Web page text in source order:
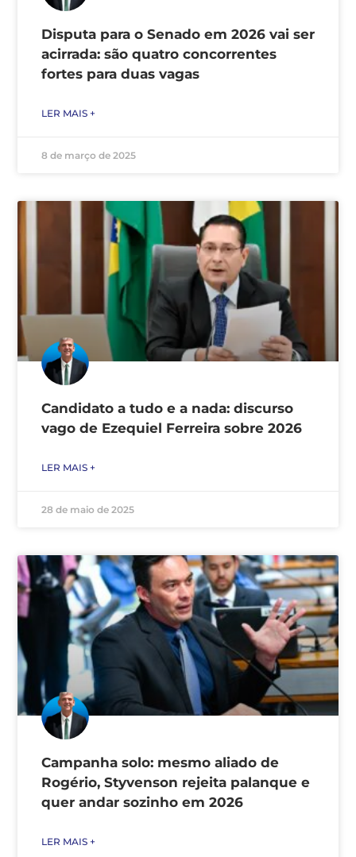
Disputa para o Senado em 2026 vai ser
acirrada: são quatro concorrentes
fortes para duas vagas
LER MAIS +
8 de março de 2025
Candidato a tudo e a nada: discurso
vago de Ezequiel Ferreira sobre 2026
LER MAIS +
28 de maio de 2025
Campanha solo: mesmo aliado de
Rogério, Styvenson rejeita palanque e
quer andar sozinho em 2026
LER MAIS +